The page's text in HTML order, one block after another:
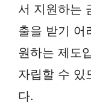
서 지원하는
출을 받기 어
원하는 제도
자립할 수 있
다.